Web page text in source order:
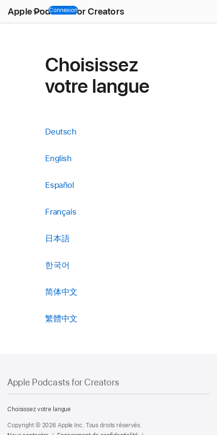
Apple Podcasts for Creators
Menu
Connexion
Choisissez
votre langue
Deutsch
English
Español
Français
日本語
한국어
简体中文
繁體中文
Apple Podcasts for Creators
Apple Podcasts for Creators
Choisissez votre langue
Copyright © 2026 Apple Inc. Tous droits réservés.